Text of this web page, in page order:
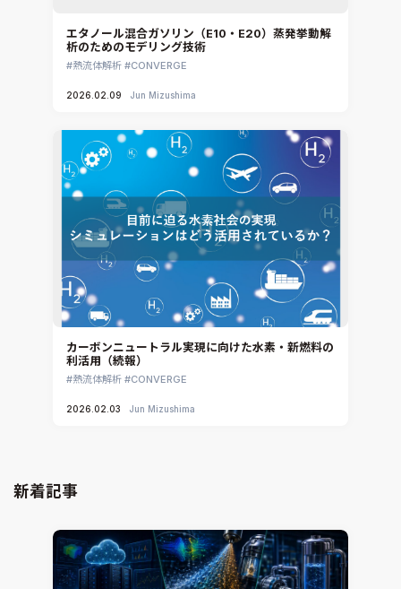
エタノール混合ガソリン（E10・E20）蒸発挙動解
析のためのモデリング技術
熱流体解析 CONVERGE
2026.02.09 Jun Mizushima
カーボンニュートラル実現に向けた水素・新燃料の
利活用（続報）
熱流体解析 CONVERGE
2026.02.03 Jun Mizushima
新着記事